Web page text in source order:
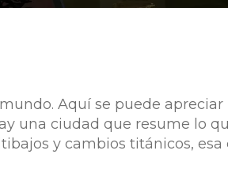
Aquí se puede apreciar
una ciudad que resume lo
y cambios titánicos, esa